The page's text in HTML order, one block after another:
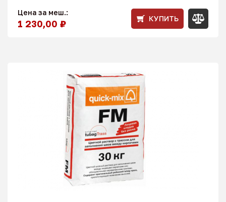
Цена за меш.:
1 230,00 ₽ КУПИТЬ